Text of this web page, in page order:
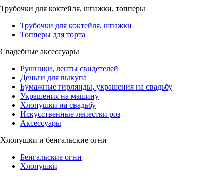
Трубочки для коктейля, шпажки, топперы
Трубочки для коктейля, шпажки
Топперы для торта
Свадебные аксессуары
Рушники, ленты свидетелей
Деньги для выкупа
Бумажные гирлянды, украшения на свадьбу
Украшения на машину
Хлопушки на свадьбу
Искусственные лепестки роз
Аксессуары
Хлопушки и бенгальские огни
Бенгальские огни
Хлопушки